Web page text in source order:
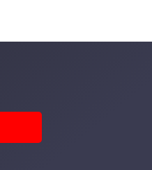
для покрівлі, несучих